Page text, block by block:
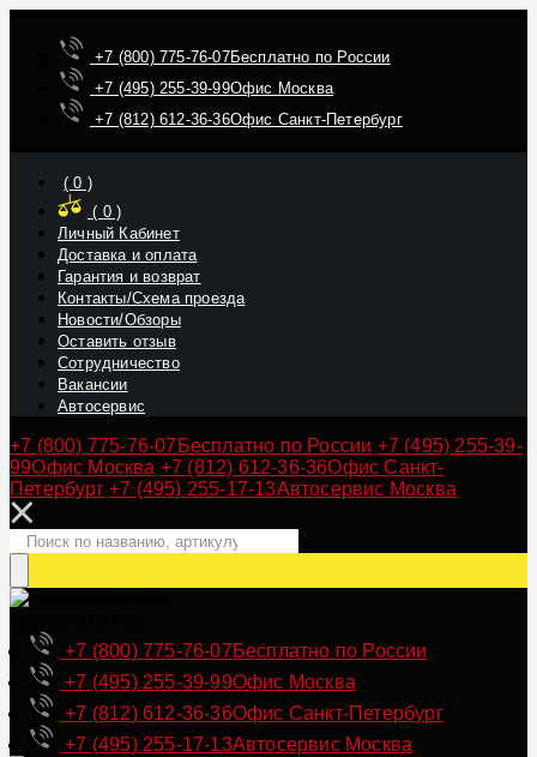
+7 (800) 775-76-07Бесплатно по России
+7 (495) 255-39-99Офис Москва
+7 (812) 612-36-36Офис Санкт-Петербург
(0 )
( 0)
Личный Кабинет
Доставка и оплата
Гарантия и возврат
Контакты/Схема проезда
Новости/Обзоры
Оставить отзыв
Сотрудничество
Вакансии
Автосервис
+7 (800) 775-76-07 Бесплатно по России +7 (495) 255-39-
99Офис Москва +7 (812) 612-36-36Офис Санкт-
Петербург +7 (495) 255-17-13Автосервис Москва
+7 (800) 775-76-07Бесплатно по России
+7 (495) 255-39-99Офис Москва
+7 (812) 612-36-36Офис Санкт-Петербург
+7 (495) 255-17-13Автосервис Москва